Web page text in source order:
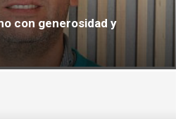
con generosidad y